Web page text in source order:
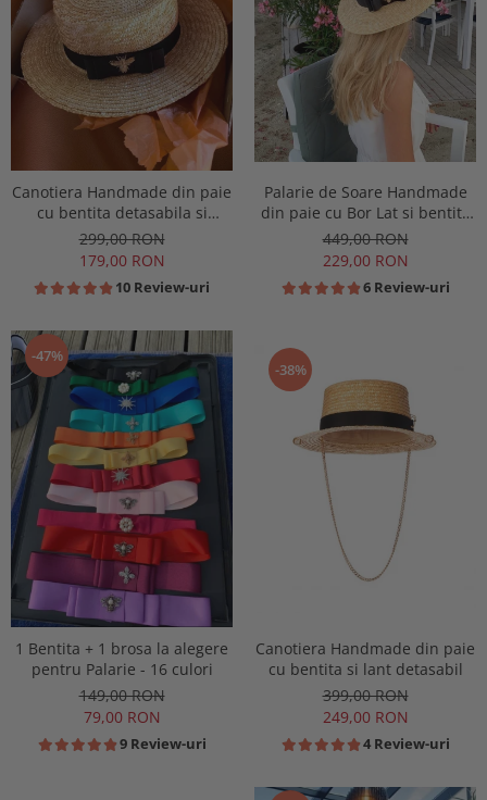
Canotiera Handmade din paie
cu bentita detasabila si
accesoriu la alegere
299,00 RON
179,00 RON
10 Review-uri
Palarie de Soare Handmade
din paie cu Bor Lat si bentita
detasabila la alegere
449,00 RON
229,00 RON
6 Review-uri
-47%
1 Bentita + 1 brosa la alegere
pentru Palarie - 16 culori
149,00 RON
79,00 RON
9 Review-uri
-38%
Canotiera Handmade din paie
cu bentita si lant detasabil
399,00 RON
249,00 RON
4 Review-uri